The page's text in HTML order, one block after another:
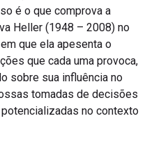
é o que comprova a
Heller (1948 – 2008) no
que ela apesenta o
que cada uma provoca,
sobre sua influência no
tomadas de decisões
no contexto